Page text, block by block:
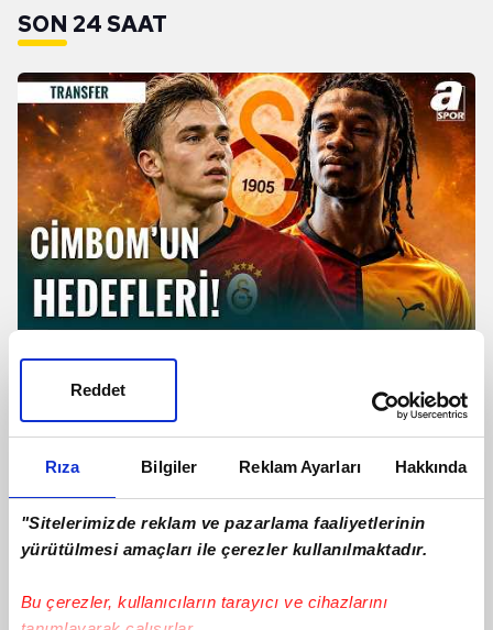
Rıza Bilgiler Reklam Ayarları Hakkında
"Sitelerimizde reklam ve pazarlama faaliyetlerinin
yürütülmesi amaçları ile çerezler kullanılmaktadır.
Bu çerezler, kullanıcıların tarayıcı ve cihazlarını
Reddet
SON 24 SAAT
Camavinga Ve Sergey Batrakov
Hamlesi!